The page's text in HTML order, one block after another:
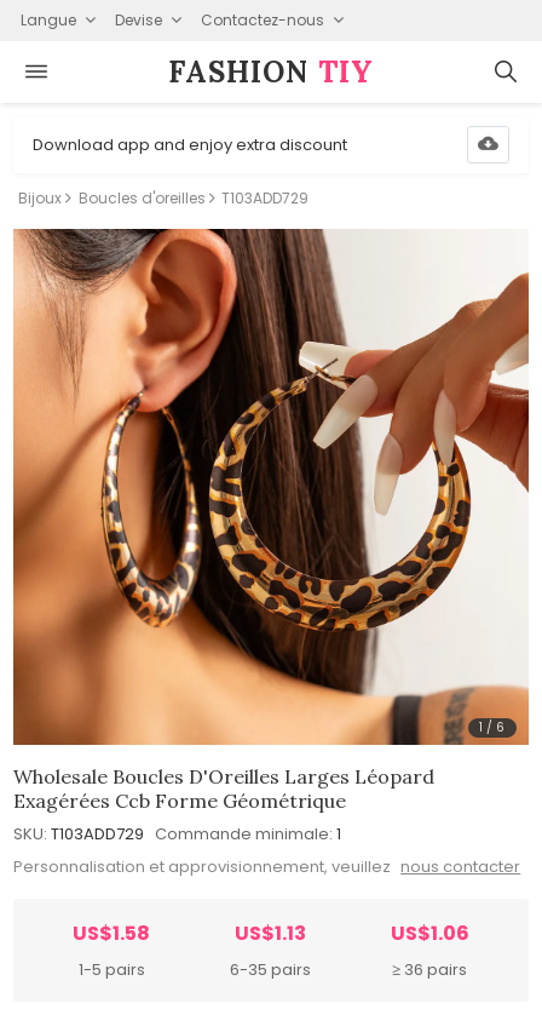
Langue Devise Contactez-nous
FASHION⁠ TIY
Download app and enjoy extra discount
Bijoux Boucles d'oreilles T103ADD729
1 / 6
Wholesale Boucles D'Oreilles Larges Léopard
Exagérées Ccb Forme Géométrique
SKU: T103ADD729 Commande minimale: 1
Personnalisation et approvisionnement, veuillez nous contacter
US$1.58
1-5 pairs
US$1.13
6-35 pairs
US$1.06
≥ 36 pairs